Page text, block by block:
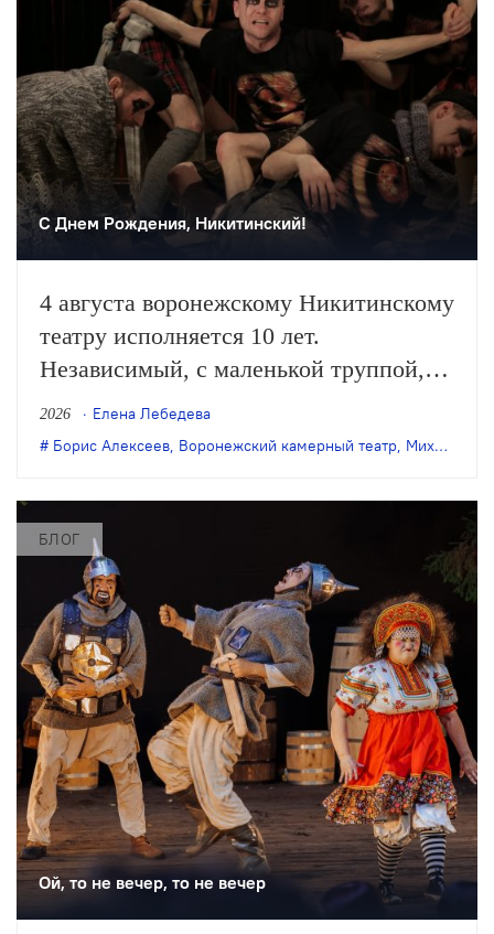
С Днем Рождения, Никитинский!
4 августа воронежскому Никитинскому
театру исполняется 10 лет.
Независимый, с маленькой труппой,
он все очевиднее становится
художественным явлением в
деятельность – феноменом
постоянного обновления сценического
искусства. Елена Лебедева вспоминает
главные события в истории этого
театра.
2026
Елена Лебедева
Борис Алексеев, Воронежский камерный театр, Михаил Бычков
БЛОГ
Ой, то не вечер, то не вечер